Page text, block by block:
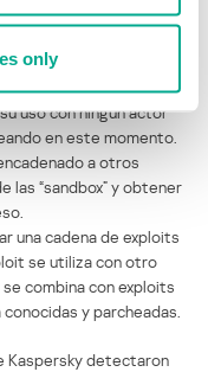
only
información privada
dos años tienen su
descubrió en el mundo
uso con ningún actor
en este momento.
a otros
las “sandbox” y obtener
una cadena de exploits
se utiliza con otro
combina con exploits
y parcheadas.
Kaspersky detectaron